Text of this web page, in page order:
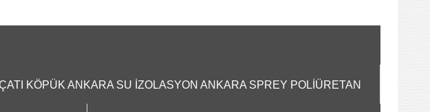
KÖPÜK ANKARA SU İZOLASYON ANKARA SPREY POLİÜRETAN